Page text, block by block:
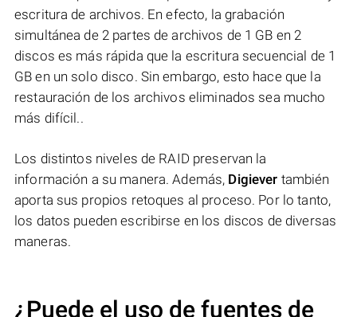
escritura de archivos. En efecto, la grabación
simultánea de 2 partes de archivos de 1 GB en 2
discos es más rápida que la escritura secuencial de 1
GB en un solo disco. Sin embargo, esto hace que la
restauración de los archivos eliminados sea mucho
más difícil..
Los distintos niveles de RAID preservan la
información a su manera. Además, Digiever también
aporta sus propios retoques al proceso. Por lo tanto,
los datos pueden escribirse en los discos de diversas
maneras.
¿Puede el uso de fuentes de